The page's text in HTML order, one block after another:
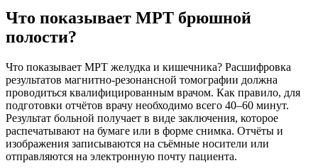
Что показывает МРТ брюшной
полости?
Что показывает МРТ желудка и кишечника? Расшифровка
результатов магнитно-резонансной томографии должна
проводиться квалифицированным врачом. Как правило, для
подготовки отчётов врачу необходимо всего 40–60 минут.
Результат больной получает в виде заключения, которое
распечатывают на бумаге или в форме снимка. Отчёты и
изображения записываются на съёмные носители или
отправляются на электронную почту пациента.